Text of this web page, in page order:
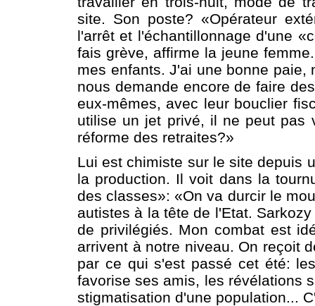
site. Son poste? «Opérateur
l'arrêt et l'échantillonnage d'une
fais grève, affirme la jeune
mes enfants. J'ai une bonne
nous demande encore de faire
eux-mêmes, avec leur bouclier
utilise un jet privé, il ne peut pas
réforme des retraites?»
Lui est chimiste sur le site depuis
la production. Il voit dans la
des classes»: «On va durcir le
autistes à la tête de l'Etat.
de privilégiés. Mon combat est
arrivent à notre niveau. On reçoit
par ce qui s'est passé cet été:
favorise ses amis, les révélations
stigmatisation d'une population...